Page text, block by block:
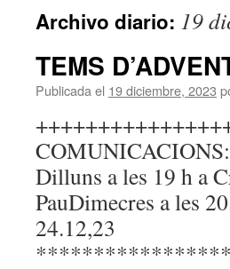
Archivo diario: 19
TEMS
Publicada el 19 diciembre, 2023
Dilluns a les 19 h a
PauDimecres a les
24.12,23